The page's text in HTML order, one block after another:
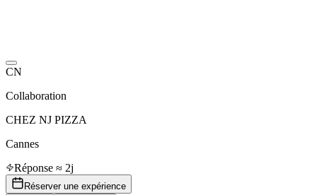
CN
Collaboration
CHEZ NJ PIZZA
Cannes
Réponse ≈ 2j
Réserver une expérience